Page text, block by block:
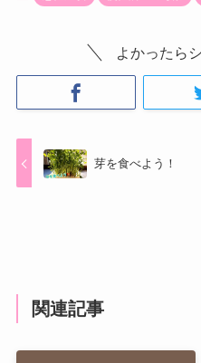
よかったら
芽を食べよう！
関連記事